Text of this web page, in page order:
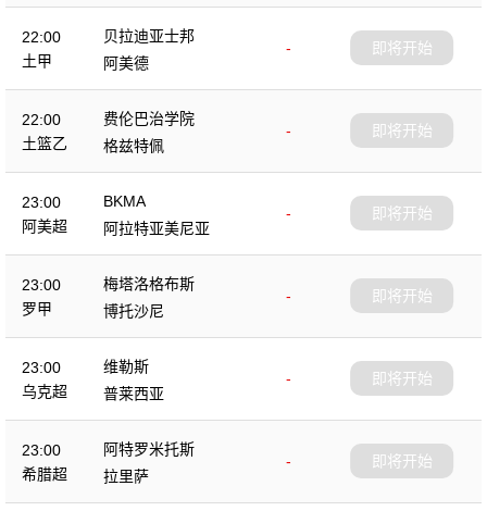
22:00
土甲
贝拉迪亚士邦
-
阿美德
即将开始
22:00
土篮乙
费伦巴治学院
-
格兹特佩
即将开始
23:00
阿美超
BKMA
-
阿拉特亚美尼亚
即将开始
23:00
罗甲
梅塔洛格布斯
-
博托沙尼
即将开始
23:00
乌克超
维勒斯
-
普莱西亚
即将开始
23:00
希腊超
阿特罗米托斯
-
拉里萨
即将开始